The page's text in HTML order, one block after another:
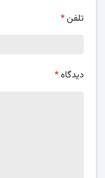
تلفن*
دیدگاه*